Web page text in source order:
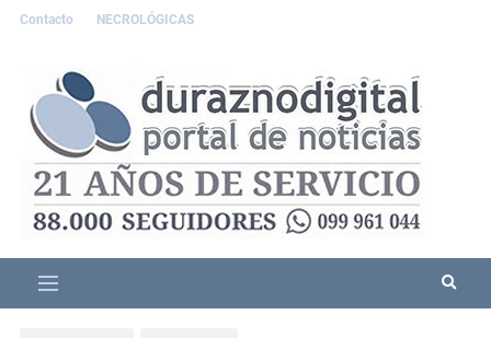
Contacto NECROLÓGICAS